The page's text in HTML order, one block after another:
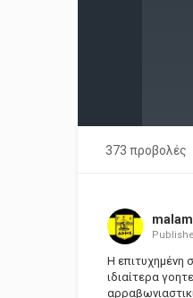
373 προβολές
Η επιτυχημένη
ιδιαίτερα